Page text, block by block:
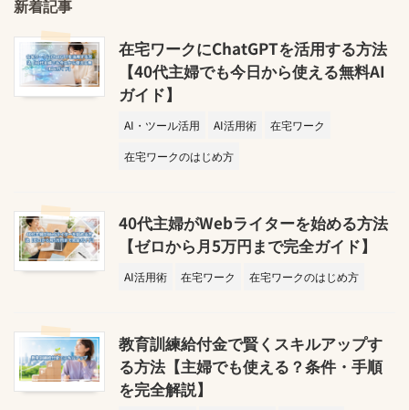
新着記事
在宅ワークにChatGPTを活用する方法
【40代主婦でも今日から使える無料AI
ガイド】
AI・ツール活用 AI活用術
在宅ワーク
在宅ワークのはじめ方
40代主婦がWebライターを始める方法
【ゼロから月5万円まで完全ガイド】
AI活用術 在宅ワーク 在宅ワークのはじめ方
教育訓練給付金で賢くスキルアップす
る方法【主婦でも使える？条件・手順
を完全解説】